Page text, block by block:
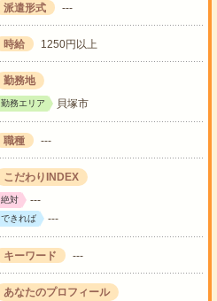
派遣形式 ---
時給 1250円以上
勤務地
勤務エリア 貝塚市
職種 ---
こだわりINDEX
絶対 ---
できれば ---
キーワード ---
あなたのプロフィール